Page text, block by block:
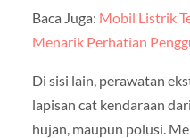
Baca Juga: Mobil Listrik
Menarik Perhatian
Di sisi lain, perawatan
lapisan cat kendaraan
hujan, maupun polusi.